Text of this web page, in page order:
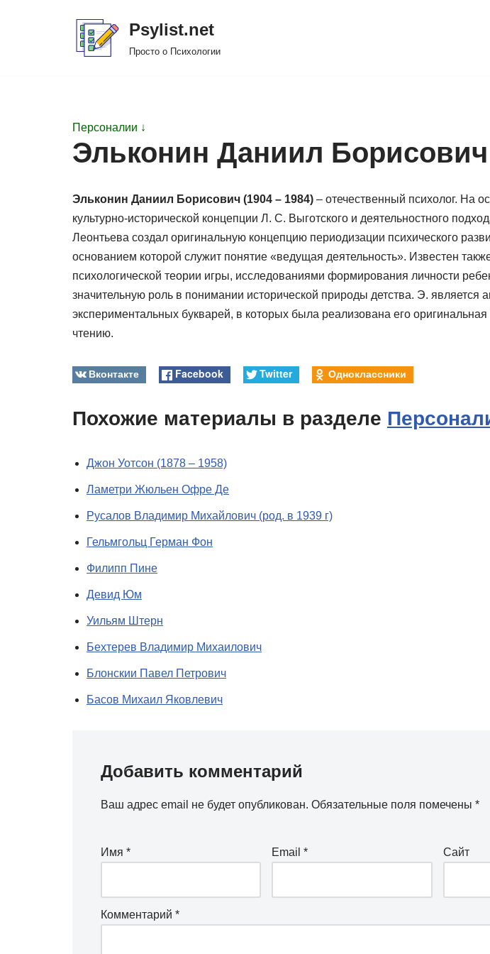
Psylist.net
Просто о Психологии
Персоналии ↓
Эльконин Даниил Борисович
Эльконин Даниил Борисович (1904 – 1984) – отечественный психолог. На
культурно-исторической концепции Л. С. Выготского и деятельностного
Леонтьева создал оригинальную концепцию периодизации психического
основанием которой служит понятие «ведущая деятельность». Известен
психологической теории игры, исследованиями формирования личности
значительную роль в понимании исторической природы детства. Э. является
экспериментальных букварей, в которых была реализована его оригинальная
чтению.
Вконтакте Facebook Twitter Одноклассники
Похожие материалы в разделе
Джон Уотсон (1878 – 1958)
Ламетри Жюльен Офре Де
Русалов Владимир Михайлович (род. в 1939 г)
Гельмгольц Герман Фон
Филипп Пине
Девид Юм
Уильям Штерн
Бехтерев Владимир Михаилович
Блонскии Павел Петрович
Басов Михаил Яковлевич
Добавить комментарий
Ваш адрес email не будет опубликован. Обязательные поля помечены *
Имя * Email* Сайт
Комментарий *